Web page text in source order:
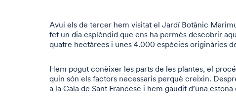
Avui els de tercer hem visitat el Jardí Botànic
fet un dia esplèndid que ens ha permès descobrir
quatre hectàrees i unes 4.000 espècies originàries
Hem pogut conèixer les parts de les plantes, el
quin són els factors necessaris perquè creixin.
a la Cala de Sant Francesc i hem gaudit d’una estona